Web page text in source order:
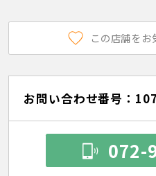
この店舗をお
お問い合わせ番号：
072-